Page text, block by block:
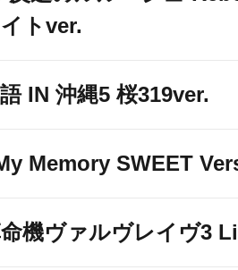
トver.
IN 沖縄5 桜319ver.
Memory SWEET
機ヴァルヴレイヴ3